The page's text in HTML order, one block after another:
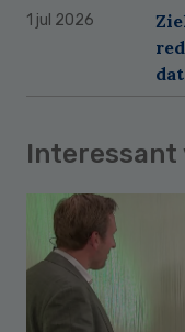
1 jul 2026
Interessant